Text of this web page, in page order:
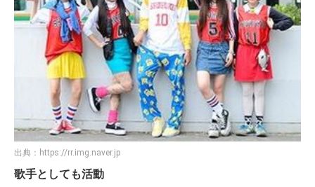
出典： https://rr.img.naver.jp
歌手としても活動